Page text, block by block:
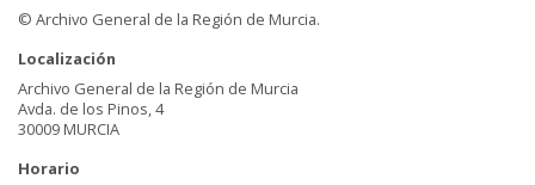
© Archivo General de la Región de Murcia.
Localización
Archivo General de la Región de Murcia
Avda. de los Pinos, 4
30009 MURCIA
Horario